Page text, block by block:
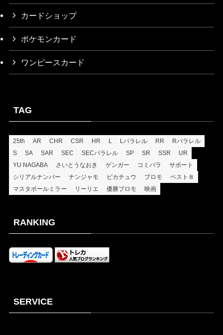
カードショップ
ポケモンカード
ワンピースカード
TAG
25th AR CHR CSR HR L Lパラレル RR
Rパラレル
S
SA SAR SEC SECパラレル SP SR SSR
UR
YU NAGABA
さいとうなおき ゲンガー コミパラ
サポート
シリアルナンバー
ナンジャモ ピカチュウ プロモ
ベスト８
マスタボールミラー
リーリエ 優勝プロモ 映画
RANKING
SERVICE